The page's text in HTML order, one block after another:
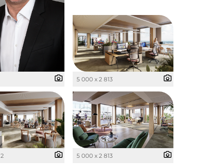
5 000 x 2 813
5 000 x 2 813